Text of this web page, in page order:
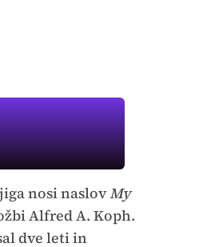
nosi naslovMy
Alfred A. Koph.
dve leti in